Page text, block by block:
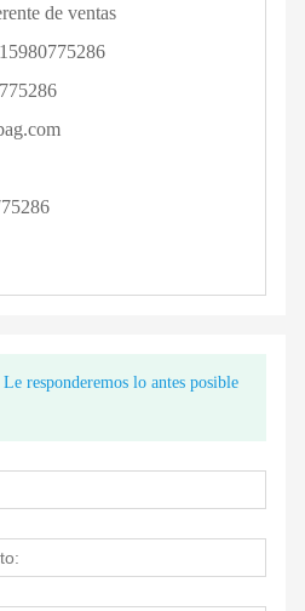
de ventas
responderemos lo antes posible